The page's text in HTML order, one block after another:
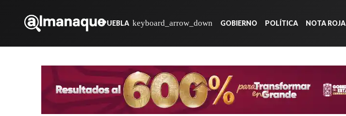
PUEBLA GOBIERNO POLÍTICA NOTA ROJA